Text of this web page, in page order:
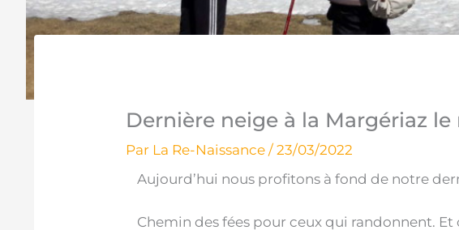
Dernière neige à la Margériaz le
Par La Re-Naissance/23/03/2022
Aujourd’hui nous profitons à fond de notre
Chemin des fées pour ceux qui randonnent. Et